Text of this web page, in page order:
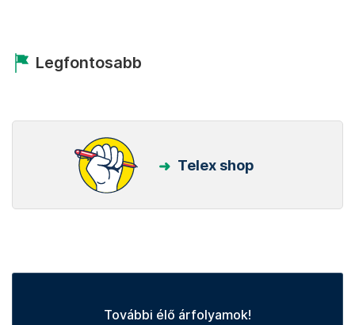
Legfontosabb
Telex shop
További élő árfolyamok!